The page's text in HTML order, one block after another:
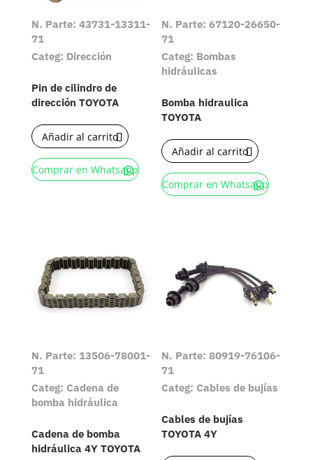
N. Parte: 43731-13311-
71
Categ: Dirección
Pin de cilindro de
dirección TOYOTA
Añadir al carrito
Comprar en Whatsapp
N. Parte: 67120-26650-
71
Categ: Bombas
hidráulicas
Bomba hidraulica
TOYOTA
Añadir al carrito
Comprar en Whatsapp
N. Parte: 13506-78001-
71
Categ: Cadena de
bomba hidráulica
Cadena de bomba
hidráulica 4Y TOYOTA
N. Parte: 80919-76106-
71
Categ: Cables de bujías
Cables de bujías
TOYOTA 4Y